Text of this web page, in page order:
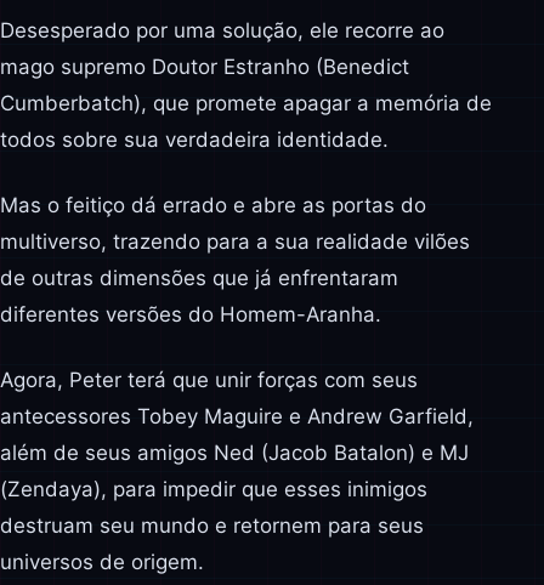
Desesperado por uma solução, ele recorre ao
mago supremo Doutor Estranho (Benedict
Cumberbatch), que promete apagar a memória de
todos sobre sua verdadeira identidade.
Mas o feitiço dá errado e abre as portas do
multiverso, trazendo para a sua realidade vilões
de outras dimensões que já enfrentaram
diferentes versões do Homem-Aranha.
Agora, Peter terá que unir forças com seus
antecessores Tobey Maguire e Andrew Garfield,
além de seus amigos Ned (Jacob Batalon) e MJ
(Zendaya), para impedir que esses inimigos
destruam seu mundo e retornem para seus
universos de origem.